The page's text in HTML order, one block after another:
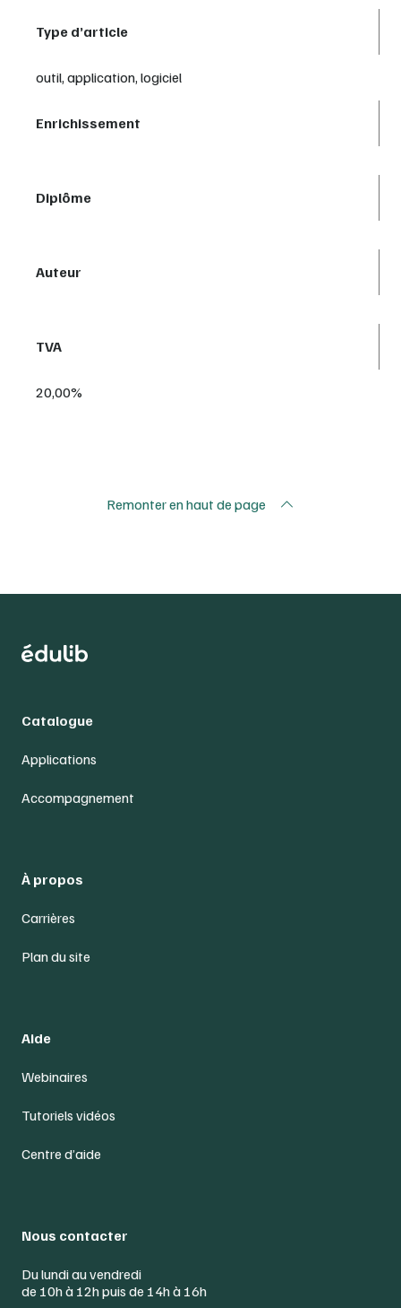
Type d’article
outil, application, logiciel
Enrichissement
Diplôme
Auteur
TVA
20,00%
Remonter en haut de page
Catalogue
Applications
Accompagnement
À propos
Carrières
Plan du site
Aide
Webinaires
Tutoriels vidéos
Centre d’aide
Nous contacter
Du lundi au vendredi
de 10h à 12h puis de 14h à 16h